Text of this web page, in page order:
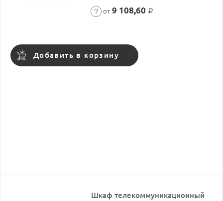
от 9 108,60 Р
Добавить в корзину
Шкаф телекоммуникационный